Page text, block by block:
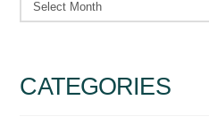
CATEGORIES